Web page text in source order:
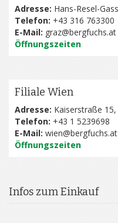
Adresse: Hans-Resel-
Telefon: +43 316 763300
E-Mail: graz@bergfuchs.at
Öffnungszeiten
Filiale Wien
Adresse: Kaiserstraße
Telefon: +43 1 5239698
E-Mail: wien@bergfuchs.at
Öffnungszeiten
Infos zum Einkauf